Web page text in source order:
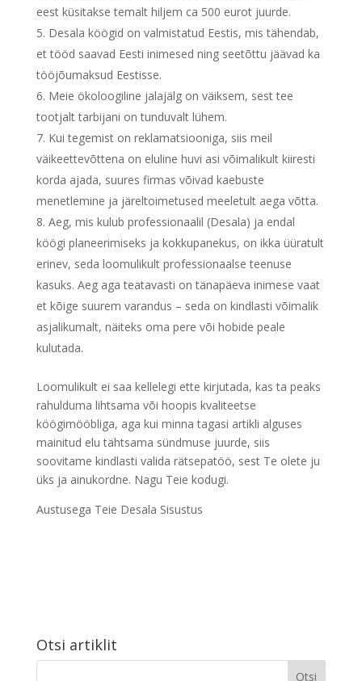
eest küsitakse temalt hiljem ca 500 eurot juurde.
Desala köögid on valmistatud Eestis, mis tähendab,
et tööd saavad Eesti inimesed ning seetõttu jäävad ka
tööjõumaksud Eestisse.
Meie ökoloogiline jalajälg on väiksem, sest tee
tootjalt tarbijani on tunduvalt lühem.
Kui tegemist on reklamatsiooniga, siis meil
väikeettevõttena on eluline huvi asi võimalikult kiiresti
korda ajada, suures firmas võivad kaebuste
menetlemine ja järeltoimetused meeletult aega võtta.
Aeg, mis kulub professionaalil (Desala) ja endal
köögi planeerimiseks ja kokkupanekus, on ikka üüratult
erinev, seda loomulikult professionaalse teenuse
kasuks. Aeg aga teatavasti on tänapäeva inimese vaat
et kõige suurem varandus – seda on kindlasti võimalik
asjalikumalt, näiteks oma pere või hobide peale
kulutada.
Loomulikult ei saa kellelegi ette kirjutada, kas ta peaks
rahulduma lihtsama või hoopis kvaliteetse
köögimööbliga, aga kui minna tagasi artikli alguses
mainitud elu tähtsama sündmuse juurde, siis
soovitame kindlasti valida rätsepatöö, sest Te olete ju
üks ja ainukordne. Nagu Teie kodugi.
Austusega Teie Desala Sisustus
Otsi artiklit